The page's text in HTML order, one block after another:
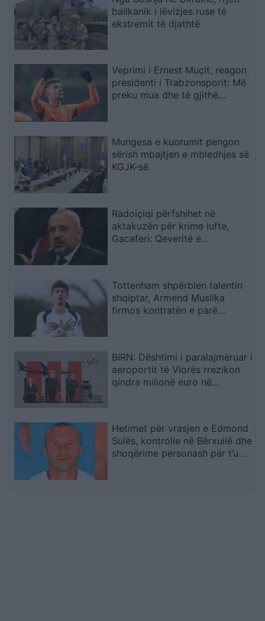
ballkanik i lëvizjes ruse të
ekstremit të djathtë
Veprimi i Ernest Muçit, reagon
presidenti i Trabzonsporit: Më
preku mua dhe të gjithë
Mungesa e kuorumit pengon
sërish mbajtjen e mbledhjes së
KGJK-së
Radoiçiqi përfshihet në
aktakuzën për krime lufte,
Gacaferi: Qeveritë e
Tottenham shpërblen talentin
shqiptar, Armend Muslika
firmos kontratën e parë
BIRN: Dështimi i paralajmëruar i
aeroportit të Vlorës rrezikon
qindra milionë euro në
Hetimet për vrasjen e Edmond
Sulës, kontrolle në Bërxullë dhe
shoqërime personash për t’u